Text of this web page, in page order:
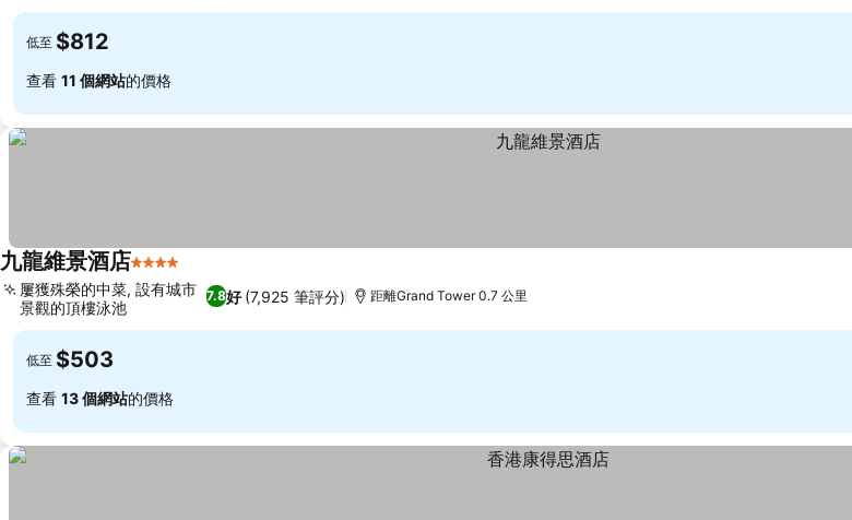
低至 $812
查看 11 個網站的價格
九龍維景酒店4 星級
7.8好 (7,925 筆評分)
屢獲殊榮的中菜, 設有城市
景觀的頂樓泳池
距離Grand Tower 0.7 公里
低至 $503
查看 13 個網站的價格